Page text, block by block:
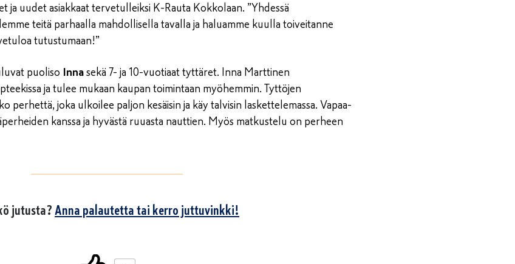
ja uudet asiakkaat tervetulleiksi K-Rauta Kokkolaan. ”Yhdessä
teitä parhaalla mahdollisella tavalla ja haluamme kuulla toiveitanne
tutustumaan!”
puoliso Innasekä 7- ja 10-vuotiaat tyttäret. Inna Marttinen
ja tulee mukaan kaupan toimintaan myöhemmin. Tyttöjen
perhettä, joka ulkoilee paljon kesäisin ja käy talvisin laskettelemassa. Vapaa-
kanssa ja hyvästä ruuasta nauttien. Myös matkustelu on perheen
jutusta?Anna palautetta tai kerro juttuvinkki!